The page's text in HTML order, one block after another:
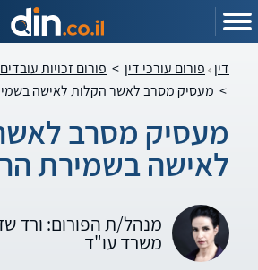
דין פורום עורכי דין > פורום זכויות
> מעסיק מסרב לאשר הקלות לאישה
מעסיק מסרב
לאישה בשמירת
מנהל/ת הפורום: ורד
משרד עו"ד